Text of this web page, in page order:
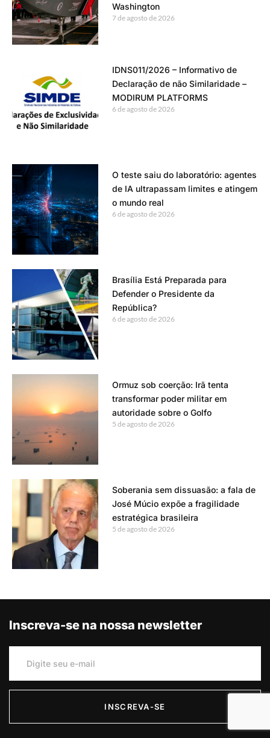
Washington
7 de agosto de 2026
IDNS011/2026 – Informativo de
Declaração de não Similaridade –
MODIRUM PLATFORMS
6 de agosto de 2026
O teste saiu do laboratório: agentes
de IA ultrapassam limites e atingem
o mundo real
6 de agosto de 2026
Brasília Está Preparada para
Defender o Presidente da
República?
6 de agosto de 2026
Ormuz sob coerção: Irã tenta
transformar poder militar em
autoridade sobre o Golfo
5 de agosto de 2026
Soberania sem dissuasão: a fala de
José Múcio expõe a fragilidade
estratégica brasileira
5 de agosto de 2026
Inscreva-se na nossa newsletter
INSCREVA-SE